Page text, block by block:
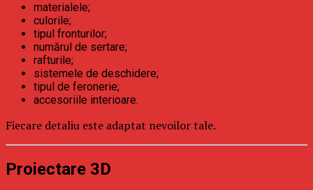
materialele;
culorile;
tipul fronturilor;
numărul de sertare;
rafturile;
sistemele de deschidere;
tipul de feronerie;
accesoriile interioare.
Fiecare detaliu este adaptat nevoilor tale.
Proiectare 3D